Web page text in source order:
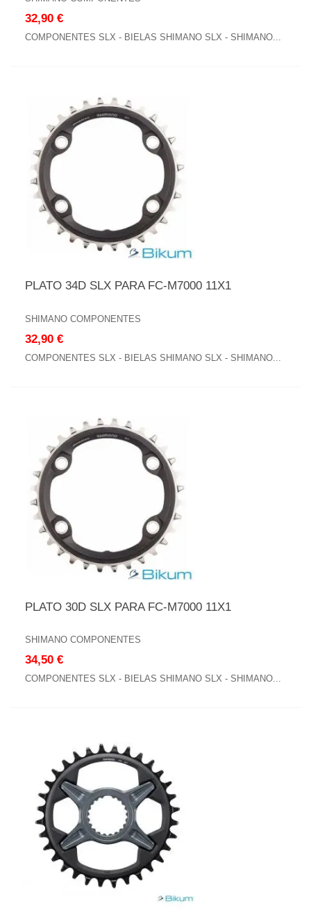
32,90 €
COMPONENTES SLX - BIELAS SHIMANO SLX - SHIMANO...
PLATO 34D SLX PARA FC-M7000 11X1
SHIMANO COMPONENTES
32,90 €
COMPONENTES SLX - BIELAS SHIMANO SLX - SHIMANO...
PLATO 30D SLX PARA FC-M7000 11X1
SHIMANO COMPONENTES
34,50 €
COMPONENTES SLX - BIELAS SHIMANO SLX - SHIMANO...